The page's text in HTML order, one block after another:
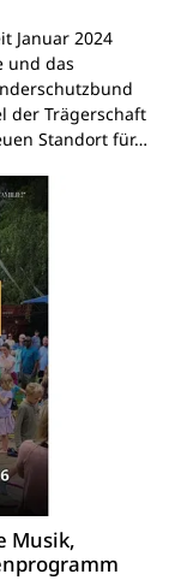
Januar 2024
und das
der Trägerschaft
Standort für…
Musik,